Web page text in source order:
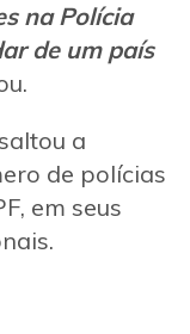
na Polícia
de um país
a
de polícias
em seus